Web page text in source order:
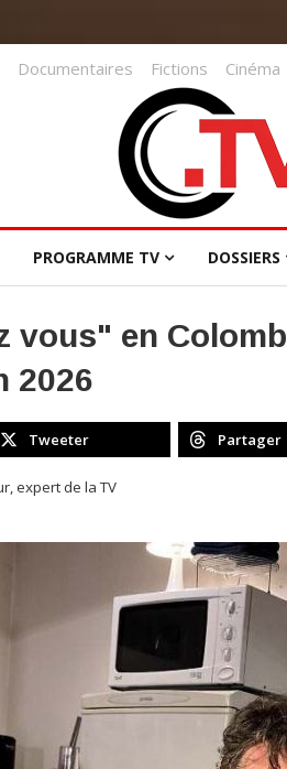
Documentaires Fictions Cinéma
PROGRAMME TV DOSSIERS
vous" en
2026
Tweeter Partager
expert de la TV